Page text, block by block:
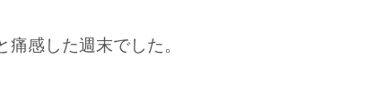
感した週末でした。